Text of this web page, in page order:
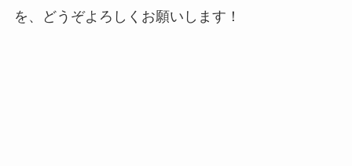
を、どうぞよろしくお願いします！